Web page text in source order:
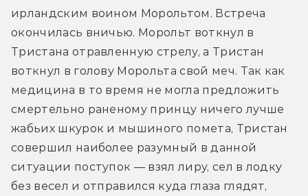
ирландским воином Морольтом. Встреча
окончилась вничью. Морольт воткнул в
Тристана отравленную стрелу, а Тристан
воткнул в голову Морольта свой меч. Так как
медицина в то время не могла предложить
смертельно раненому принцу ничего лучше
жабьих шкурок и мышиного помета, Тристан
совершил наиболее разумный в данной
ситуации поступок — взял лиру, сел в лодку
без весел и отправился куда глаза глядят,